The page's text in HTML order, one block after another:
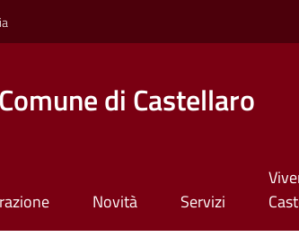
Comune di Castellaro
Novità Servizi